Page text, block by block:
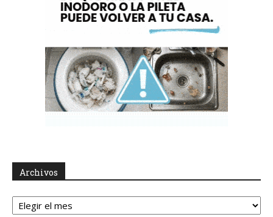
Archivos
Archivos